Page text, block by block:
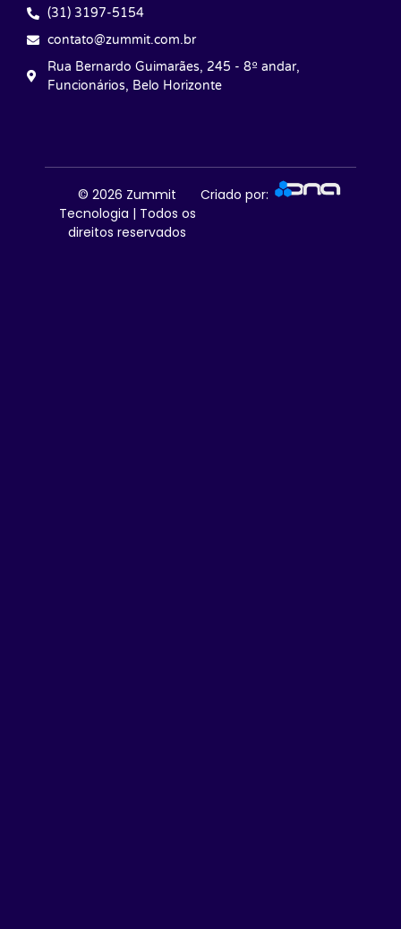
(31) 3197-5154
contato@zummit.com.br
Rua Bernardo Guimarães, 245 - 8º andar,
Funcionários, Belo Horizonte
© 2026 Zummit
Tecnologia | Todos os
direitos reservados
Criado por: